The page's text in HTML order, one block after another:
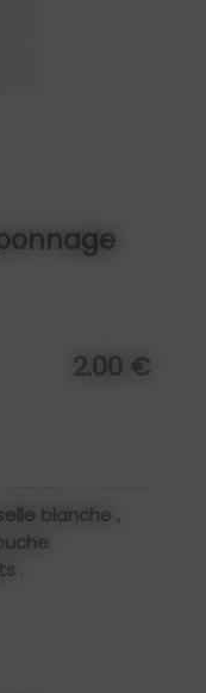
2.00 €
blanche ,
.